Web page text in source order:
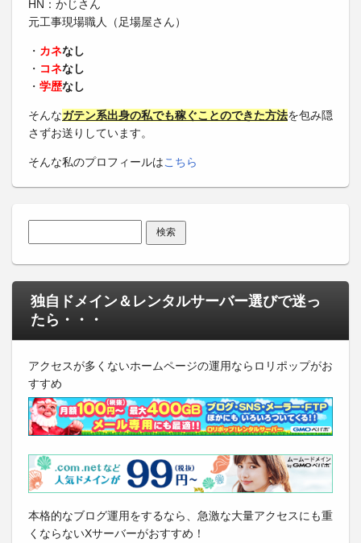
HN：かじさん
元工事現場職人（足場屋さん）
・ カネなし
・ コネなし
・ 学歴なし
そんなガテン系出身の私でも稼ぐことのできた方法を包み隠
さずお送りしています。
そんな私のプロフィールはこちら
独自ドメイン＆レンタルサーバー選びで迷っ
たら・・・
アクセスが多くないホームページの運用ならロリポップがお
すすめ
本格的なブログ運用をするなら、急激な大量アクセスにも重
くならないXサーバーがおすすめ！